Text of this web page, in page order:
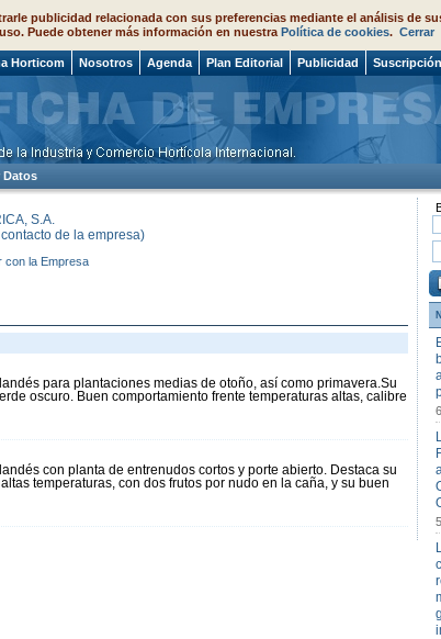
publicidad relacionada con sus preferencias mediante el análisis de
Puede obtener más información en nuestra Política de cookies. Cerrar
Horticom Nosotros Agenda Plan Editorial Publicidad Suscripción
Datos
S.A.
de la empresa)
con la Empresa
para plantaciones medias de otoño, así como primavera.Su
oscuro. Buen comportamiento frente temperaturas altas, calibre
con planta de entrenudos cortos y porte abierto. Destaca su
temperaturas, con dos frutos por nudo en la caña, y su buen